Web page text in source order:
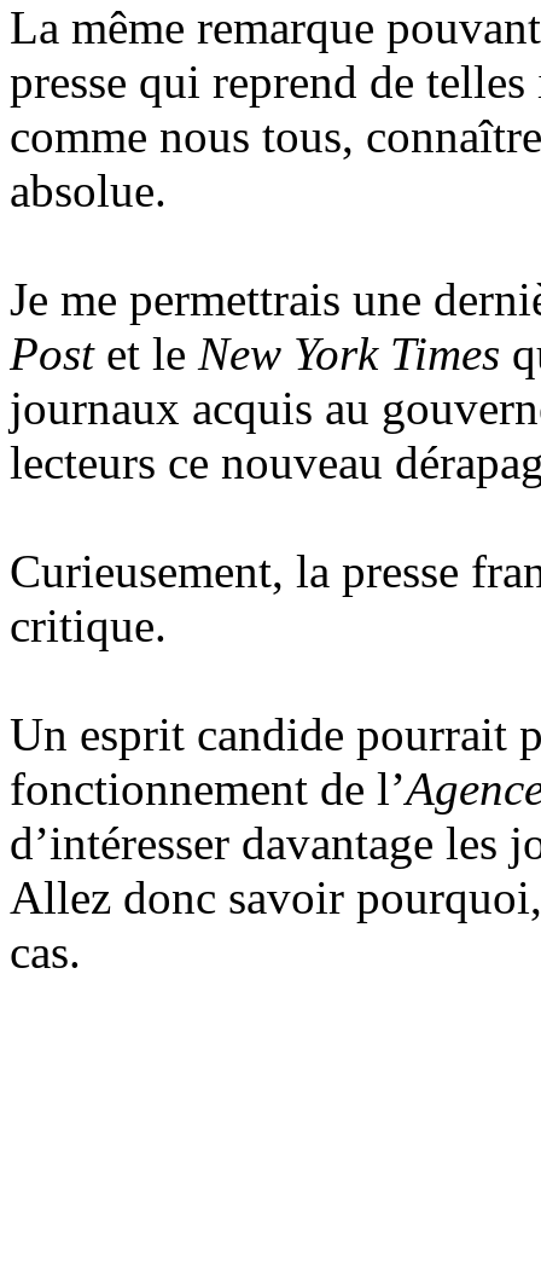
La même remarque
presse qui reprend de
comme nous tous,
absolue.
Je me permettrais une
Postet le New York Times
journaux acquis au
lecteurs ce nouveau
Curieusement, la presse
critique.
Un esprit candide pourrait
fonctionnement de l’
d’intéresser davantage les
Allez donc savoir
cas.